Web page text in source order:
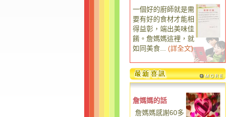
一個好的廚師就是需
要有好的食材才能相
得益彰，端出美味佳
餚。詹媽媽這裡，就
如同美食...
(詳全文)
詹媽媽的話
詹媽媽感謝60多